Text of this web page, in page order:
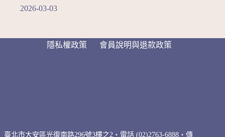
2026-03-03
隱私權政策 會員說明與退款政策
臺北市大安區光復南路296號3樓之2・電話 (02)2763-6888・傳